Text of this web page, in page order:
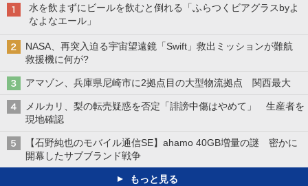
水を飲まずにビールを飲むと倒れる「ふらつくビアグラスbyよ
なよなエール」
NASA、再突入迫る宇宙望遠鏡「Swift」救出ミッションが難航
救援機に何が?
アマゾン、兵庫県尼崎市に2拠点目の大型物流拠点 関西最大
メルカリ、梨の転売疑惑を否定「誹謗中傷はやめて」 生産者を
現地確認
【石野純也のモバイル通信SE】ahamo 40GB増量の謎 密かに
開幕したサブブランド戦争
もっと見る